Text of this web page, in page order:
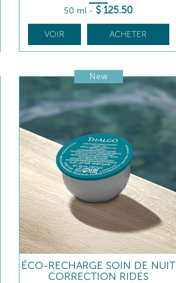
50 ml - $ 125.50
VOIR ACHETER
New
ÉCO-RECHARGE SOIN DE NUIT
CORRECTION RIDES